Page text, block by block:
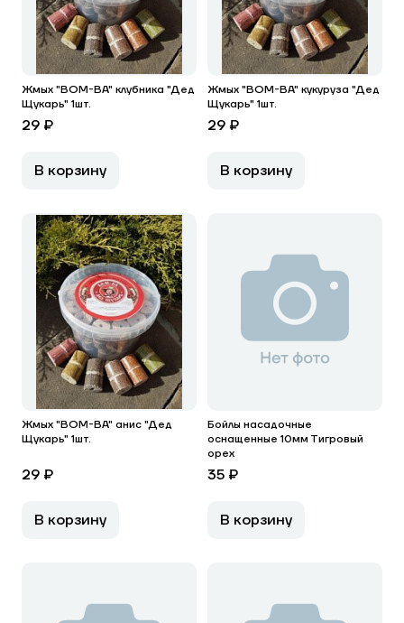
Жмых "BOM-BA" клубника "Дед
Щукарь" 1шт.
29 ₽
В корзину
Жмых "BOM-BA" кукуруза "Дед
Щукарь" 1шт.
29 ₽
В корзину
Жмых "BOM-BA" анис "Дед
Щукарь" 1шт.
29 ₽
В корзину
Бойлы насадочные
оснащенные 10мм Тигровый
орех
35 ₽
В корзину